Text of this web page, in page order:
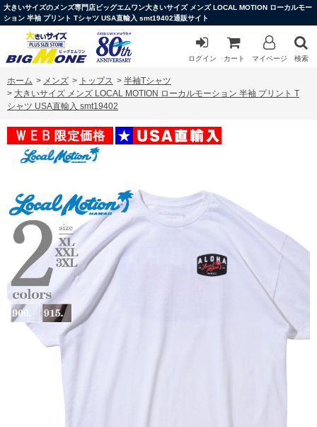
大きいサイズのメンズ専門店ビッグエムワン大きいサイズ メンズ LOCAL MOTION ローカルモー
ション 半袖 プリント Tシャツ USA直輸入 smt19402通販サイト
ログイン カート マイページ 検索
ホーム > メンズ > トップス > 半袖Tシャツ
> 大きいサイズ メンズ LOCAL MOTION ローカルモーション 半袖 プリント T
シャツ USA直輸入 smt19402